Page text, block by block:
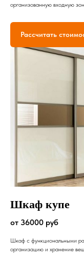
организованную входную
Рассчитать
Шкаф купе
от 36000 руб
Шкаф с функциональными
организацию и хранение